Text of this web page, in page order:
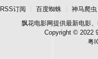
RSS订阅 百度蜘蛛 神马爬虫
飘花电影网提供最新电影
Copyright © 2022
粤